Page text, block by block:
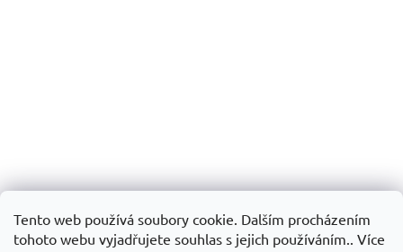
Tento web používá soubory cookie. Dalším procházením
tohoto webu vyjadřujete souhlas s jejich používáním.. Více